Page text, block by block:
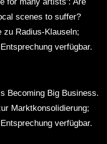
scenes to suffer?
zu Radius-Klauseln;
verfügbar.
Becoming Big Business.
Marktkonsolidierung;
verfügbar.